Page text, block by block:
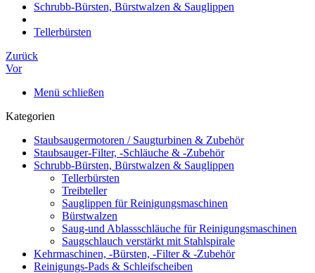
Schrubb-Bürsten, Bürstwalzen & Sauglippen
Tellerbürsten
Zurück
Vor
Menü schließen
Kategorien
Staubsaugermotoren / Saugturbinen & Zubehör
Staubsauger-Filter, -Schläuche & -Zubehör
Schrubb-Bürsten, Bürstwalzen & Sauglippen
Tellerbürsten
Treibteller
Sauglippen für Reinigungsmaschinen
Bürstwalzen
Saug-und Ablassschläuche für Reinigungsmaschinen
Saugschlauch verstärkt mit Stahlspirale
Kehrmaschinen, -Bürsten, -Filter & -Zubehör
Reinigungs-Pads & Schleifscheiben